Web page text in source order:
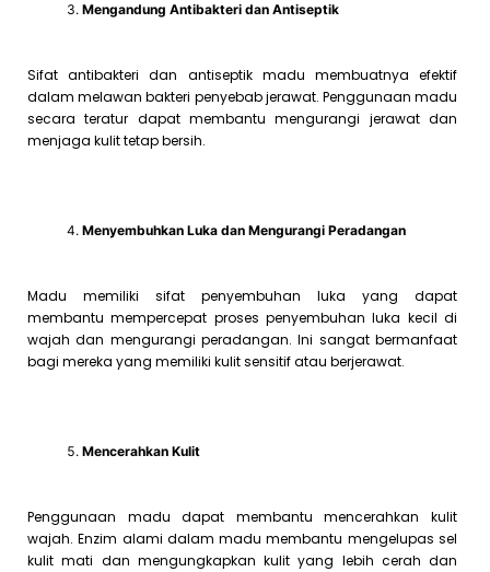
Mengandung Antibakteri dan Antiseptik
Sifat antibakteri dan antiseptik madu membuatnya efektif
dalam melawan bakteri penyebab jerawat. Penggunaan madu
secara teratur dapat membantu mengurangi jerawat dan
menjaga kulit tetap bersih.
Menyembuhkan Luka dan Mengurangi Peradangan
Madu memiliki sifat penyembuhan luka yang dapat
membantu mempercepat proses penyembuhan luka kecil di
wajah dan mengurangi peradangan. Ini sangat bermanfaat
bagi mereka yang memiliki kulit sensitif atau berjerawat.
Mencerahkan Kulit
Penggunaan madu dapat membantu mencerahkan kulit
wajah. Enzim alami dalam madu membantu mengelupas sel
kulit mati dan mengungkapkan kulit yang lebih cerah dan